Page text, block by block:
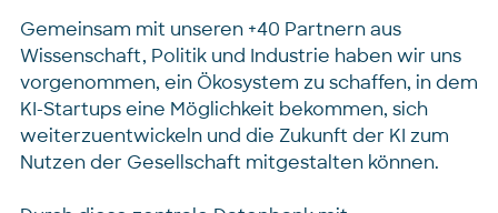
Gemeinsam mit unseren +40 Partnern aus
Wissenschaft, Politik und Industrie haben wir uns
vorgenommen, ein Ökosystem zu schaffen, in dem
KI-Startups eine Möglichkeit bekommen, sich
weiterzuentwickeln und die Zukunft der KI zum
Nutzen der Gesellschaft mitgestalten können.